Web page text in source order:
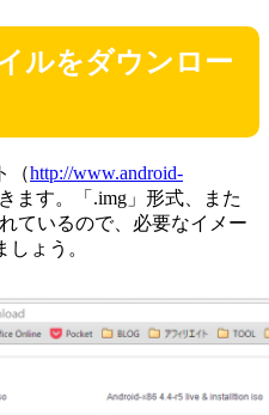
ルをダウンロー
（http://www.android-
ます。「.img」形式、また
ているので、必要なイメー
ょう。